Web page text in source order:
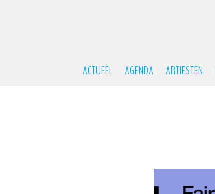
ACTUEEL AGENDA ARTIESTEN